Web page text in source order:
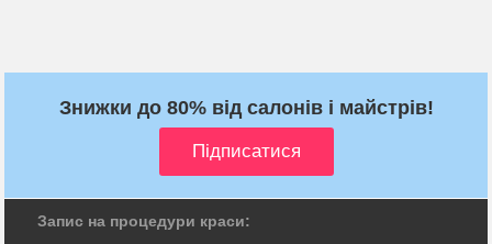
Знижки до 80% від салонів і майстрів!
Запис на процедури краси: